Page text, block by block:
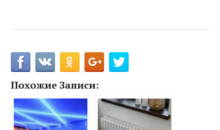
Похожие Записи: